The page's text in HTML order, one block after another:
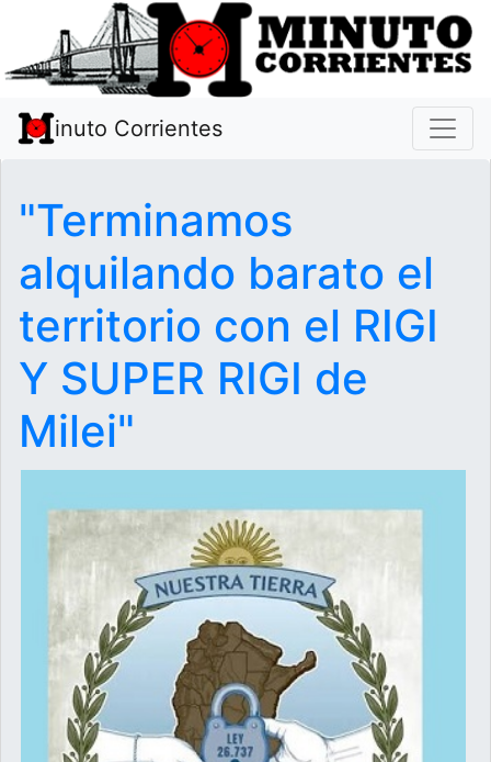
inuto Corrientes
"Terminamos
alquilando barato el
territorio con el RIGI
Y SUPER RIGI de
Milei"